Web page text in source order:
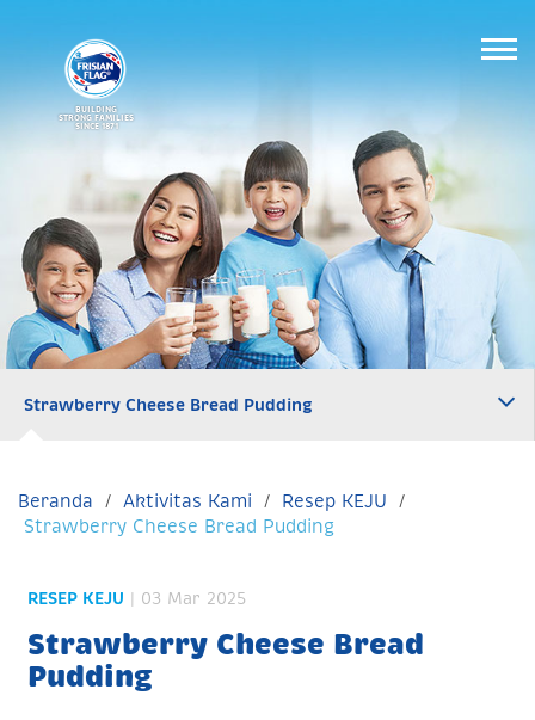
BUILDING
STRONG FAMILIES
SINCE 1871
Strawberry Cheese Bread Pudding
Beranda Aktivitas Kami
Resep KEJU
Strawberry Cheese Bread Pudding
RESEP KEJU | 03 Mar 2025
Strawberry Cheese Bread
Pudding